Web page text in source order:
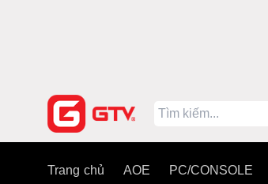
Trang chủ AOE PC/CONSOLE